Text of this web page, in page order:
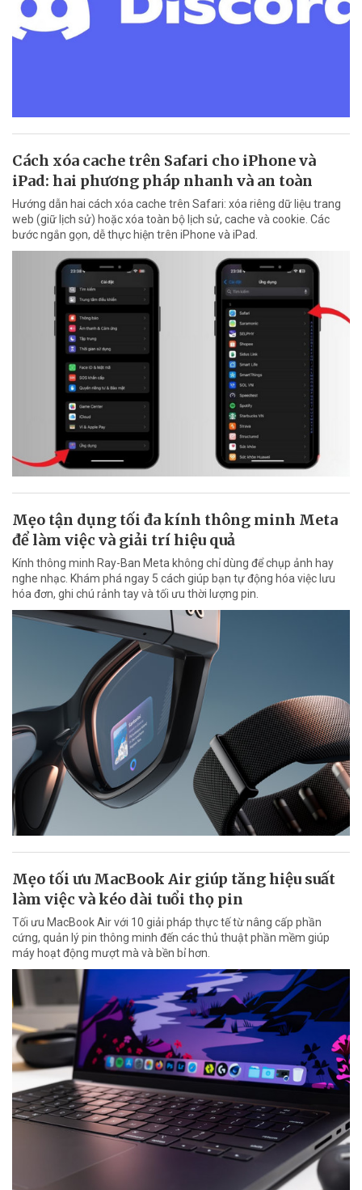
Cách xóa cache trên Safari cho iPhone và
iPad: hai phương pháp nhanh và an toàn
Hướng dẫn hai cách xóa cache trên Safari: xóa riêng dữ liệu trang
web (giữ lịch sử) hoặc xóa toàn bộ lịch sử, cache và cookie. Các
bước ngắn gọn, dễ thực hiện trên iPhone và iPad.
Mẹo tận dụng tối đa kính thông minh Meta
để làm việc và giải trí hiệu quả
Kính thông minh Ray-Ban Meta không chỉ dùng để chụp ảnh hay
nghe nhạc. Khám phá ngay 5 cách giúp bạn tự động hóa việc lưu
hóa đơn, ghi chú rảnh tay và tối ưu thời lượng pin.
Mẹo tối ưu MacBook Air giúp tăng hiệu suất
làm việc và kéo dài tuổi thọ pin
Tối ưu MacBook Air với 10 giải pháp thực tế từ nâng cấp phần
cứng, quản lý pin thông minh đến các thủ thuật phần mềm giúp
máy hoạt động mượt mà và bền bỉ hơn.